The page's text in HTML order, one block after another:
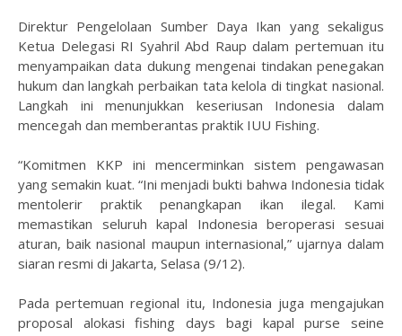
Direktur Pengelolaan Sumber Daya Ikan yang sekaligus
Ketua Delegasi RI Syahril Abd Raup dalam pertemuan itu
menyampaikan data dukung mengenai tindakan penegakan
hukum dan langkah perbaikan tata kelola di tingkat nasional.
Langkah ini menunjukkan keseriusan Indonesia dalam
mencegah dan memberantas praktik IUU Fishing.
“Komitmen KKP ini mencerminkan sistem pengawasan
yang semakin kuat. “Ini menjadi bukti bahwa Indonesia tidak
mentolerir praktik penangkapan ikan ilegal. Kami
memastikan seluruh kapal Indonesia beroperasi sesuai
aturan, baik nasional maupun internasional,” ujarnya dalam
siaran resmi di Jakarta, Selasa (9/12).
Pada pertemuan regional itu, Indonesia juga mengajukan
proposal alokasi fishing days bagi kapal purse seine